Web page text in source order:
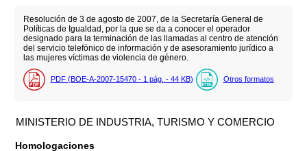
Resolución de 3 de agosto de 2007, de la Secretaría General de
Políticas de Igualdad, por la que se da a conocer el operador
designado para la terminación de las llamadas al centro de atención
del servicio telefónico de información y de asesoramiento jurídico a
las mujeres víctimas de violencia de género.
PDF (BOE-A-2007-15470 - 1 pág. - 44 KB) Otros formatos
MINISTERIO DE INDUSTRIA, TURISMO Y COMERCIO
Homologaciones